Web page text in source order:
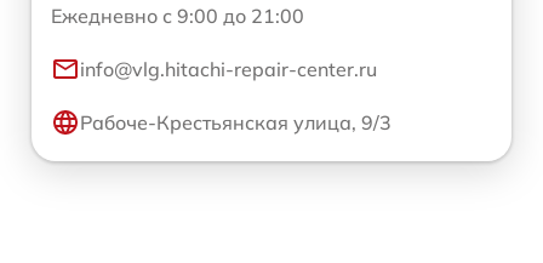
Ежедневно с 9:00 до 21:00
info@vlg.hitachi-repair-center.ru
Рабоче-Крестьянская улица, 9/3